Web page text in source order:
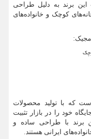
برند به دلیل طراحی
کوچک و خانواده‌های
است که با تولید محصولات
خود را در بازار تثبیت
برند با طراحی ساده و
ایرانی هستند.